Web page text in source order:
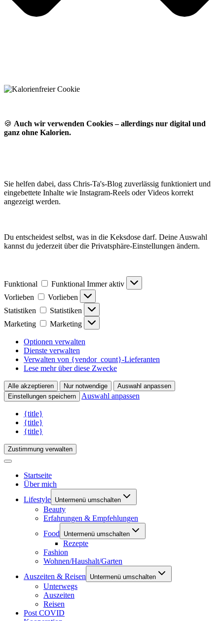
🍪 Auch wir verwenden Cookies – allerdings nur digital und
ganz ohne Kalorien.
Sie helfen dabei, dass Chris-Ta's-Blog zuverlässig funktioniert und
eingebettete Inhalte wie Instagram-Reels oder Videos korrekt
angezeigt werden.
Du entscheidest selbst, was in die Keksdose darf. Deine Auswahl
kannst du jederzeit über die Privatsphäre-Einstellungen ändern.
Funktional Funktional Immer aktiv
Vorlieben
Vorlieben
Statistiken
Statistiken
Marketing
Marketing
Optionen verwalten
Dienste verwalten
Verwalten von {vendor_count}-Lieferanten
Lese mehr über diese Zwecke
Alle akzeptieren Nur notwendige
Auswahl anpassen
Einstellungen speichern
Auswahl anpassen
{title}
{title}
{title}
Zustimmung verwalten
Startseite
Über mich
Lifestyle Untermenü umschalten
Beauty
Erfahrungen & Empfehlungen
Food
Untermenü umschalten
Rezepte
Fashion
Wohnen/Haushalt/Garten
Auszeiten & Reisen
Untermenü umschalten
Unterwegs
Auszeiten
Reisen
Post COVID